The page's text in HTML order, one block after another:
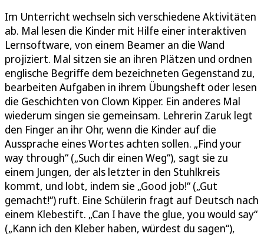
Im Unterricht wechseln sich verschiedene Aktivitäten
ab. Mal lesen die Kinder mit Hilfe einer interaktiven
Lernsoftware, von einem Beamer an die Wand
projiziert. Mal sitzen sie an ihren Plätzen und ordnen
englische Begriffe dem bezeichneten Gegenstand zu,
bearbeiten Aufgaben in ihrem Übungsheft oder lesen
die Geschichten von Clown Kipper. Ein anderes Mal
wiederum singen sie gemeinsam. Lehrerin Zaruk legt
den Finger an ihr Ohr, wenn die Kinder auf die
Aussprache eines Wortes achten sollen. „Find your
way through“ („Such dir einen Weg“), sagt sie zu
einem Jungen, der als letzter in den Stuhlkreis
kommt, und lobt, indem sie „Good job!“ („Gut
gemacht!“) ruft. Eine Schülerin fragt auf Deutsch nach
einem Klebestift. „Can I have the glue, you would say“
(„Kann ich den Kleber haben, würdest du sagen“),